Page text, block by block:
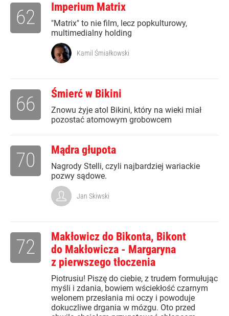
Imperium Matrix
"Matrix" to nie film, lecz popkulturowy,
multimedialny holding
62
Kamil Śmiałkowski
Śmierć w Bikini
Znowu żyje atol Bikini, który na wieki miał
pozostać atomowym grobowcem
66
Mądra głupota
Nagrody Stelli, czyli najbardziej wariackie
pozwy sądowe.
70
Jan Skiwski
Makłowicz do Bikonta, Bikont
do Makłowicza - Margaryna
z pierwszego tłoczenia
Piotrusiu! Piszę do ciebie, z trudem formułując
myśli i zdania, bowiem wściekłość czarnym
welonem przesłania mi oczy i powoduje
dokuczliwe drgania w mózgu. Oto przed
72